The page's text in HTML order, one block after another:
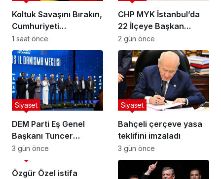
Koltuk Savaşını Bırakın,
Cumhuriyeti
Kaybetmeyin!
1 saat önce
CHP MYK İstanbul’da
22 İlçeye Başkan
Atamasını Yaptı
2 gün önce
DEM Parti Eş Genel
Başkanı Tuncer
Bakırhan: “Meclis
kapanmadan çerçeve
yasa çıkarılmalıdır”
Siyaset
3 gün önce
Bahçeli çerçeve yasa
teklifini imzaladı
Siyaset
3 gün önce
Özgür Özel istifa
Siyaset